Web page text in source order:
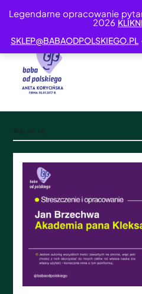
Legendarne opracowanie
2026
SKLEP@BABAODPOLSKIEGO.PL